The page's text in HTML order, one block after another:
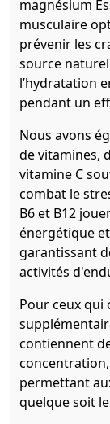
magnésium
musculaire
prévenir les
source
l’hydratation
pendant un
Nous avons
de vitamines,
vitamine C
combat le
B6 et B12
énergétique
garantissant
activités
Pour ceux qui
contiennent
permettant
quelque soit